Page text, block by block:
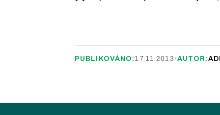
PUBLIKOVÁNO: 17.11.2013 •AUTOR: